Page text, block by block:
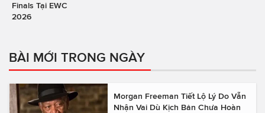
Finals Tại EWC
2026
BÀI MỚI TRONG NGÀY
Morgan Freeman Tiết Lộ Lý Do Vẫn
Nhận Vai Dù Kịch Bản Chưa Hoàn